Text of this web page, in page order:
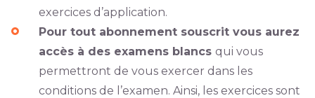
exercices d’application.
Pour tout abonnement souscrit vous aurez
accès à des examens blancs qui vous
permettront de vous exercer dans les
conditions de l’examen. Ainsi, les exercices sont